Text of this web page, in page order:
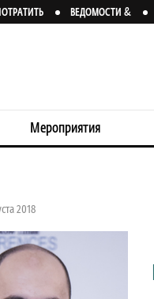
ВЕДОМОСТИ &
Мероприятия
2018